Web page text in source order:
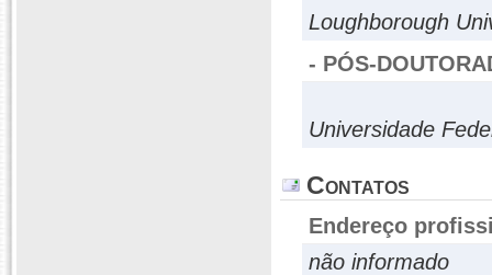
Loughborough
- PÓS-
Universidade
Contatos
Endereço
não informado